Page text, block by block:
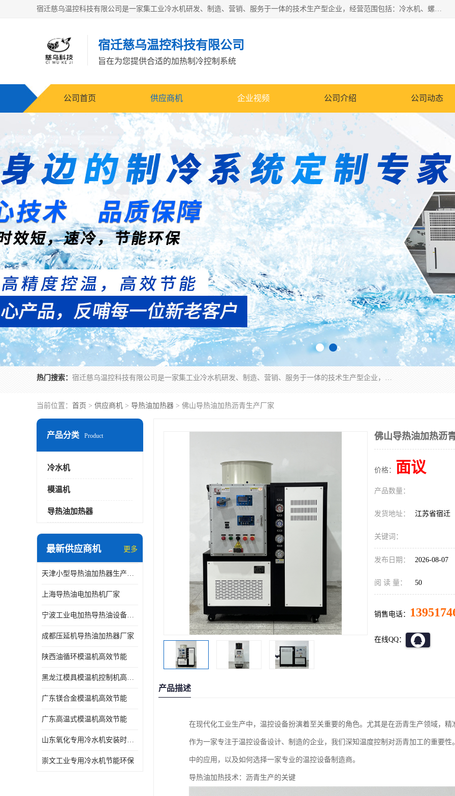
宿迁慈乌温控科技有限公司是一家集工业冷水机研发、制造、营销、服务于一体的技术生产型企业，经营范围包括：冷水机、螺杆式冷水机组、工业冷水机、水冷式冷水机、风冷式冷水机组、风冷螺杆式冷冻机组、冷冻机、注塑专用冷水机、混泥土专用冷水机、低温防爆冷水机组等。专业温控设备供应商 模温机/冷水机/导热油炉定制服务等
宿迁慈乌温控科技有限公司
旨在为您提供合适的加热制冷控制系统
公司首页 供应商机 企业视频 公司介绍 公司动态
热门搜索： 宿迁慈乌温控科技有限公司是一家集工业冷水机研发、制造、营销、服务于一体的技术生产型企业，经营范围包括：冷水机、螺杆式冷水机组、工业冷水机、水冷式冷水机、风冷式冷水机组、风冷螺杆式冷冻机组、冷冻机、注塑专用冷水机、混泥土专用冷水机、低温防爆冷水机组等。专业温控设备供应商 模温机/冷水机/导热油炉定制服务等
当前位置： 首页 > 供应商机 > 导热油加热器 > 佛山导热油加热沥青生产厂家
产品分类 Product
冷水机
模温机
导热油加热器
最新供应商机 更多
天津小型导热油加热器生产厂家
上海导热油电加热机厂家
宁波工业电加热导热油设备生产厂家
成都压延机导热油加热器厂家
陕西油循环模温机高效节能
黑龙江模具模温机控制机高效节能
广东镁合金模温机高效节能
广东高温式模温机高效节能
山东氧化专用冷水机安装时效短速冷
崇文工业专用冷水机节能环保
佛山导热油加热沥
价格： 面议
产品数量：
发货地址： 江苏省宿迁
关键词：
发布日期： 2026-08-07
阅 读 量： 50
销售电话：
在线QQ：
产品描述
在现代化工业生产中，温控设备扮演着至关重要的角色。尤其是在沥青生产领域，
作为一家专注于温控设备设计、制造的企业，我们深知温度控制对沥青加工的重要
中的应用，以及如何选择一家专业的温控设备制造商。
导热油加热技术：沥青生产的关键